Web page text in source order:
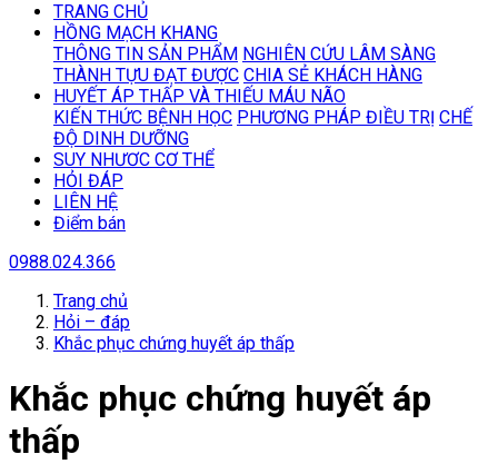
TRANG CHỦ
HỒNG MẠCH KHANG
THÔNG TIN SẢN PHẨM NGHIÊN CỨU LÂM SÀNG
THÀNH TỰU ĐẠT ĐƯỢC CHIA SẺ KHÁCH HÀNG
HUYẾT ÁP THẤP VÀ THIẾU MÁU NÃO
KIẾN THỨC BỆNH HỌC PHƯƠNG PHÁP ĐIỀU TRỊ CHẾ
ĐỘ DINH DƯỠNG
SUY NHƯƠC CƠ THỂ
HỎI ĐÁP
LIÊN HỆ
Điểm bán
0988.024.366
Trang chủ
Hỏi – đáp
Khắc phục chứng huyết áp thấp
Khắc phục chứng huyết áp
thấp